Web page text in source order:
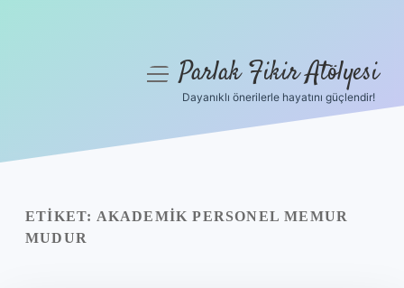
Yasal Uyarı
menüyüParlak Fikir Atölyesi
Dayanıklı önerilerle hayatını güçlendir!
ETIKET: AKADEMIK PERSONEL MEMUR
MUDUR